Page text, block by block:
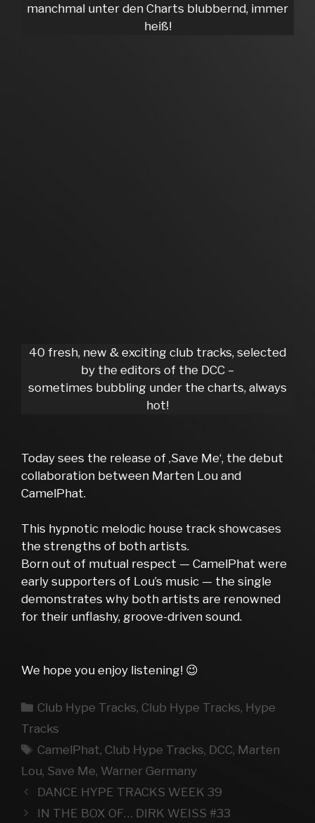
manchmal unter den Charts blubbernd, immer
heiß!
40 fresh, new & exciting club tracks, selected
by the editors of the DCC –
sometimes bubbling under the charts, always
hot!
Today sees the release of ‚Save Me‘, the debut
collaboration between Marten Lou and
CamelPhat.
This hypnotic melodic house track showcases
the strengths of both artists.
Born out of mutual respect — CamelPhat were
early supporters of Lou’s music — the single
demonstrates why both artists are renowned
for their unflashy, groove-driven sound.
We hope you enjoy listening! 😉
Kategorien
Club Hype Tracks, Club Hype Tracks, Hype
Tracks
Schlagwörter
CamelPhat, Club Hype Tracks, DCC, Marten
Lou, Save Me, Warner Germany
DANCE HYPE TRACKS WEEK 39
IN THE BOX OF… DIRK WEISS #33